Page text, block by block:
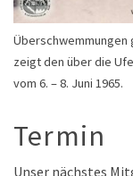
Überschwemmungen
zeigt den über die
vom 6. – 8. Juni 1965.
Termin
Unser nächstes